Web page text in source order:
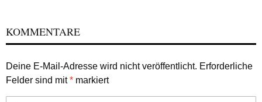
KOMMENTARE
Deine E-Mail-Adresse wird nicht veröffentlicht. Erforderliche
Felder sind mit* markiert